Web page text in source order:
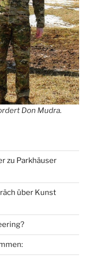
Don Mudra.
zu Parkhäuser
über Kunst